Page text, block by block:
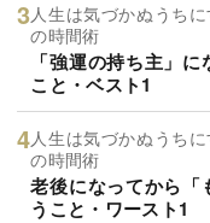
人生は気づかぬうち
の時間術
「強運の持ち主」
こと・ベスト1
人生は気づかぬうち
の時間術
老後になってから「
うこと・ワースト1